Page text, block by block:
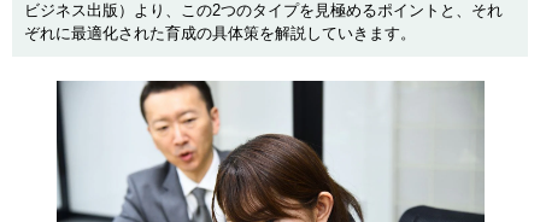
ビジネス出版）より、この2つのタイプを見極めるポイントと、それ
ぞれに最適化された育成の具体策を解説していきます。